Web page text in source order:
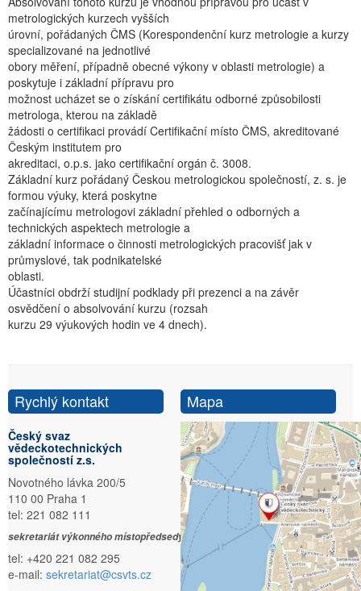
metrologických kurzech vyšších
úrovní, pořádaných ČMS (Korespondenční kurz metrologie a kurzy
specializované na jednotlivé
obory měření, případně obecné výkony v oblasti metrologie) a
poskytuje i základní přípravu pro
možnost ucházet se o získání certifikátu odborné způsobilosti
metrologa, kterou na základě
žádosti o certifikaci provádí Certifikační místo ČMS, akreditované
Českým institutem pro
akreditaci, o.p.s. jako certifikační orgán č. 3008.
Základní kurz pořádaný Českou metrologickou společností, z. s. je
formou výuky, která poskytne
začínajícímu metrologovi základní přehled o odborných a
technických aspektech metrologie a
základní informace o činnosti metrologických pracovišť jak v
průmyslové, tak podnikatelské
oblasti.
Účastníci obdrží studijní podklady při prezenci a na závěr
osvědčení o absolvování kurzu (rozsah
kurzu 29 výukových hodin ve 4 dnech).
Rychlý kontakt
Český svaz
vědeckotechnických
společností z.s.
Novotného lávka 200/5
110 00 Praha 1
tel: 221 082 111
sekretariát výkonného místopředsedy:
tel: +420 221 082 295
e-mail: sekretariat@csvts.cz
Mapa